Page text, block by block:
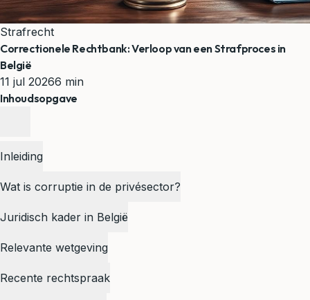
Strafrecht
Correctionele Rechtbank: Verloop van een Strafproces in
België
11 jul 20266 min
Inhoudsopgave
Inleiding
Wat is corruptie in de privésector?
Juridisch kader in België
Relevante wetgeving
Recente rechtspraak